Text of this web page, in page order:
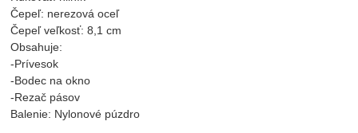
Čepeľ: nerezová oceľ
Čepeľ veľkosť: 8,1 cm
Obsahuje:
-Prívesok
-Bodec na okno
-Rezač pásov
Balenie: Nylonové púzdro